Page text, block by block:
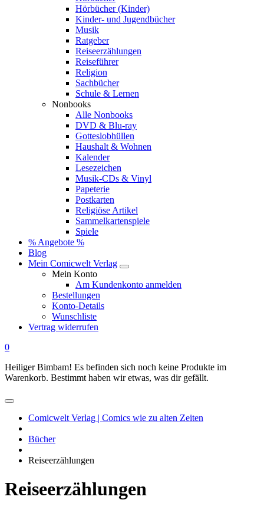
Hörbücher (Kinder)
Kinder- und Jugendbücher
Musik
Ratgeber
Reiseerzählungen
Reiseführer
Religion
Sachbücher
Schule & Lernen
Nonbooks
Alle Nonbooks
DVD & Blu-ray
Gotteslobhüllen
Haushalt & Wohnen
Kalender
Lesezeichen
Musik-CDs & Vinyl
Papeterie
Postkarten
Religiöse Artikel
Sammelkartenspiele
Spiele
% Angebote %
Blog
Mein Comicwelt Verlag
Mein Konto
Am Kundenkonto anmelden
Bestellungen
Konto-Details
Wunschliste
Vertrag widerrufen
0
Heiliger Bimbam! Es befinden sich noch keine Produkte im
Warenkorb. Bestimmt haben wir etwas, was dir gefällt.
Comicwelt Verlag | Comics wie zu alten Zeiten
Bücher
Reiseerzählungen
Reiseerzählungen